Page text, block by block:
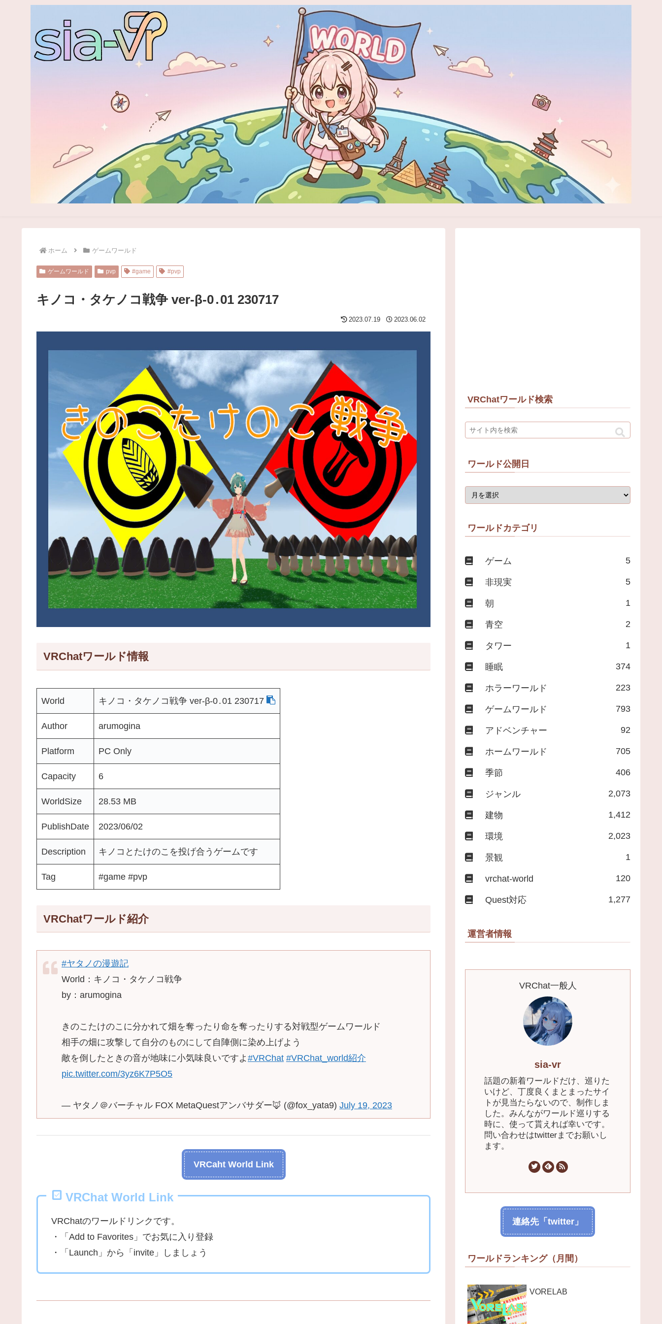
ホーム ゲームワールド
ゲームワールド pvp #game #pvp
キノコ・タケノコ戦争 ver-β-0․01 230717
2023.07.19 2023.06.02
VRChatワールド情報
World キノコ・タケノコ戦争 ver-β-0․01 230717
Author arumogina
Platform PC Only
Capacity 6
WorldSize 28.53 MB
PublishDate 2023/06/02
Description キノコとたけのこを投げ合うゲームです
Tag #game #pvp
VRChatワールド紹介
#ヤタノの漫遊記
World：キノコ・タケノコ戦争
by：arumogina
きのこたけのこに分かれて畑を奪ったり命を奪ったりする対戦型ゲームワールド
相手の畑に攻撃して自分のものにして自陣側に染め上げよう
敵を倒したときの音が地味に小気味良いですよ #VRChat #VRChat_world紹介
pic.twitter.com/3yz6K7P5O5
— ヤタノ＠バーチャル FOX MetaQuestアンバサダー🦊 (@fox_yata9) July 19, 2023
VRCaht World Link
VRChat World Link
VRChatのワールドリンクです。
・「Add to Favorites」でお気に入り登録
・「Launch」から「invite」しましょう
VRChatワールド検索
ワールド公開日
ワールドカテゴリ
ゲーム 5
非現実 5
朝 1
青空 2
タワー 1
睡眠 374
ホラーワールド 223
ゲームワールド 793
アドベンチャー 92
ホームワールド 705
季節 406
ジャンル 2,073
建物 1,412
環境 2,023
景観 1
vrchat-world 120
Quest対応 1,277
運営者情報
VRChat一般人
sia-vr
話題の新着ワールドだけ、巡りた
いけど、丁度良くまとまったサイ
トが見当たらないので、制作しま
した。みんながワールド巡りする
時に、使って貰えれば幸いです。
問い合わせはtwitterまでお願いし
ます。
連絡先「twitter」
ワールドランキング（月間）
VORELAB